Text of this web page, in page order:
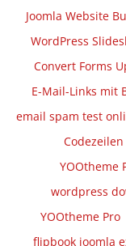
Joomla Website
WordPress
Convert Forms
E-Mail-Links mit
email spam test
Codezeilen
YOOtheme
wordpress
YOOtheme Pro
flipbook joomla